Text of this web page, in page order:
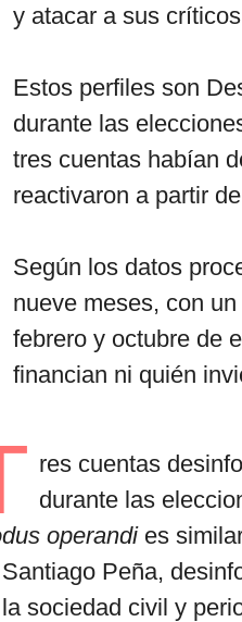
y atacar a sus
Estos perfiles son
durante las
tres cuentas habían
reactivaron a partir
Según los datos
nueve meses, con
febrero y octubre de
financian ni quién
res cuentas
durante las
operandies
Peña,
sociedad civil y